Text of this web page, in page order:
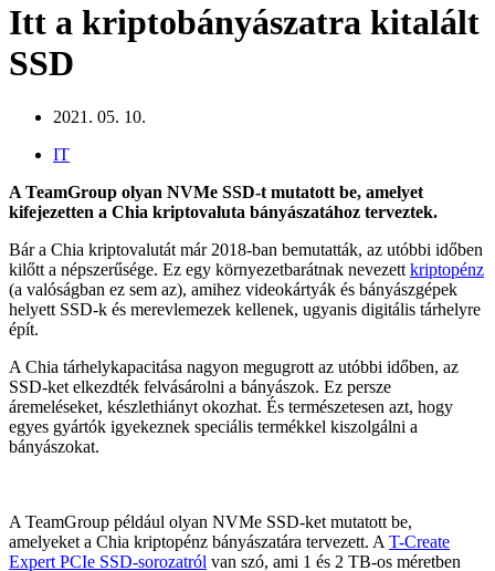
Itt a kriptobányászatra kitalált
SSD
2021. 05. 10.
IT
A TeamGroup olyan NVMe SSD-t mutatott be, amelyet
kifejezetten a Chia kriptovaluta bányászatához terveztek.
Bár a Chia kriptovalutát már 2018-ban bemutatták, az utóbbi időben
kilőtt a népszerűsége. Ez egy környezetbarátnak nevezettkriptopénz
(a valóságban ez sem az), amihez videokártyák és bányászgépek
helyett SSD-k és merevlemezek kellenek, ugyanis digitális tárhelyre
épít.
A Chia tárhelykapacitása nagyon megugrott az utóbbi időben, az
SSD-ket elkezdték felvásárolni a bányászok. Ez persze
áremeléseket, készlethiányt okozhat. És természetesen azt, hogy
egyes gyártók igyekeznek speciális termékkel kiszolgálni a
bányászokat.
A TeamGroup például olyan NVMe SSD-ket mutatott be,
amelyeket a Chia kriptopénz bányászatára tervezett. AT-Create
Expert PCIe SSD-sorozatról van szó, ami 1 és 2 TB-os méretben